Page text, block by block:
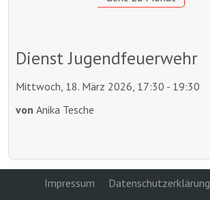
Dienst Jugendfeuerwehr
Mittwoch, 18. März 2026, 17:30 - 19:30
von Anika Tesche
Impressum Datenschutzerklärung